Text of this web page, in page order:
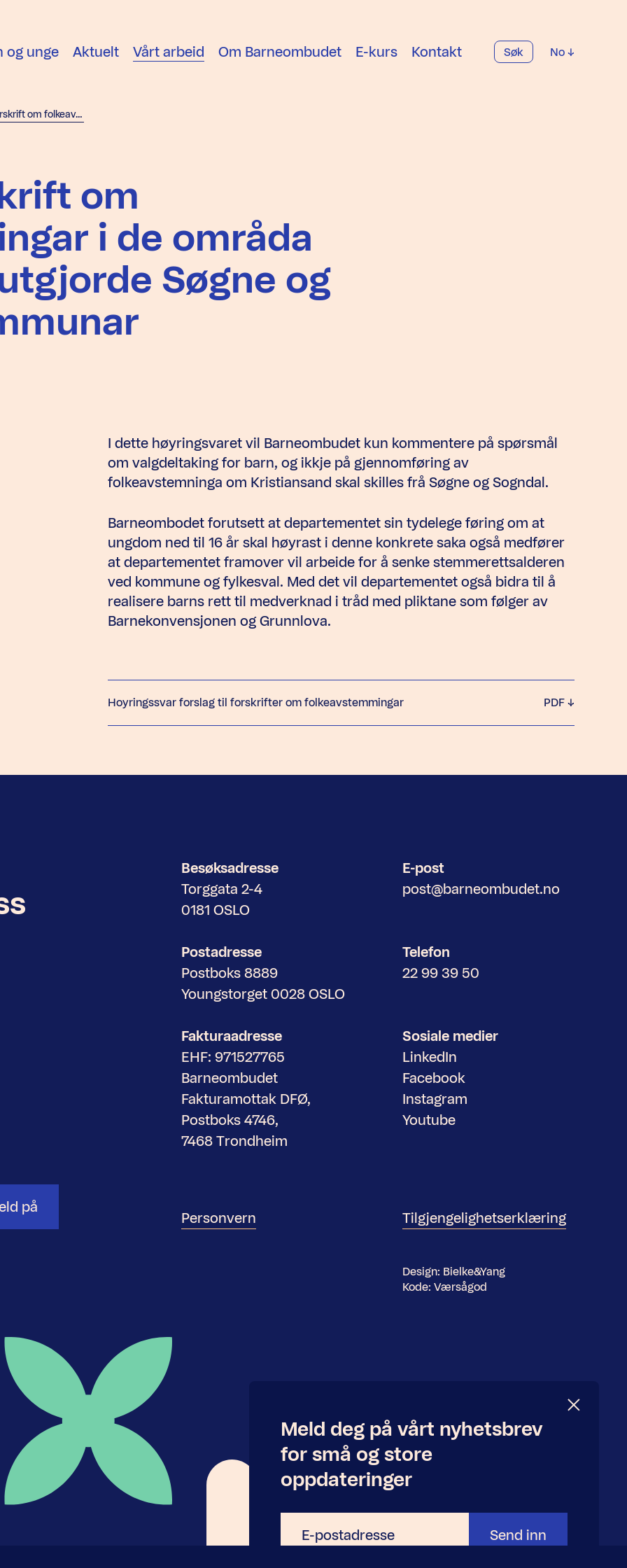
og unge Aktuelt Vårt arbeid Om Barneombudet E-kurs Kontakt Søk No
Forslag til forskrift om folkeavstemmingar i de områda som tidlegare utgjorde Søgne og Sogndalen kommunar
om
i de områda
Søgne og
I dette høyringsvaret vil Barneombudet kun kommentere på spørsmål
om valgdeltaking for barn, og ikkje på gjennomføring av
folkeavstemninga om Kristiansand skal skilles frå Søgne og Sogndal.
Barneombodet forutsett at departementet sin tydelege føring om at
ungdom ned til 16 år skal høyrast i denne konkrete saka også medfører
at departementet framover vil arbeide for å senke stemmerettsalderen
ved kommune og fylkesval. Med det vil departementet også bidra til å
realisere barns rett til medverknad i tråd med pliktane som følger av
Barnekonvensjonen og Grunnlova.
Hoyringssvar forslag til forskrifter om folkeavstemmingar PDF
på
Besøksadresse
Torggata 2-4
0181 OSLO
Postadresse
Postboks 8889
Youngstorget 0028 OSLO
Fakturaadresse
EHF: 971527765
Barneombudet
Fakturamottak DFØ,
Postboks 4746,
7468 Trondheim
Personvern
E-post
post@barneombudet.no
Telefon
22 99 39 50
Sosiale medier
LinkedIn
Facebook
Instagram
Youtube
Tilgjengelighetserklæring
Design: Bielke&Yang
Kode: Værsågod
Meld deg på vårt nyhetsbrev
for små og store
oppdateringer
postadresse
Send inn